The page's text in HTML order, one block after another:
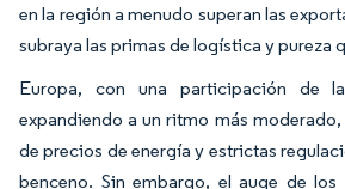
en la región a menudo superan las
subraya las primas de logística y pureza
Europa, con una participación de
expandiendo a un ritmo más
de precios de energía y estrictas
benceno. Sin embargo, el auge de